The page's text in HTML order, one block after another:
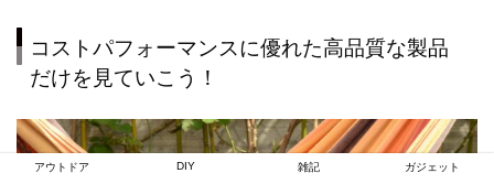
コストパフォーマンスに優れた高品質な製品
だけを見ていこう！
アウトドア DIY 雑記 ガジェット